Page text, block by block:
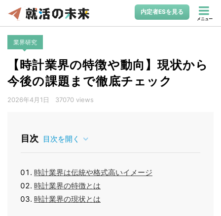
内定者ESを見る
メニュー
業界研究
【時計業界の特徴や動向】現状から
今後の課題まで徹底チェック
2026年4月1日 37070 views
目次 目次を開く
時計業界は伝統や格式高いイメージ
時計業界の特徴とは
時計業界の現状とは